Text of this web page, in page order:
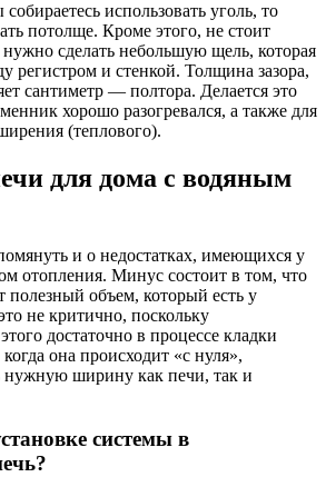
использовать уголь, то
потолще. Кроме этого, не стоит
сделать небольшую щель, которая
регистром и стенкой. Толщина зазора,
сантиметр — полтора. Делается это
хорошо разогревался, а также для
(теплового).
для дома с водяным
и о недостатках, имеющихся у
отопления. Минус состоит в том, что
полезный объем, который есть у
не критично, поскольку
достаточно в процессе кладки
она происходит «с нуля»,
нужную ширину как печи, так и
системы в